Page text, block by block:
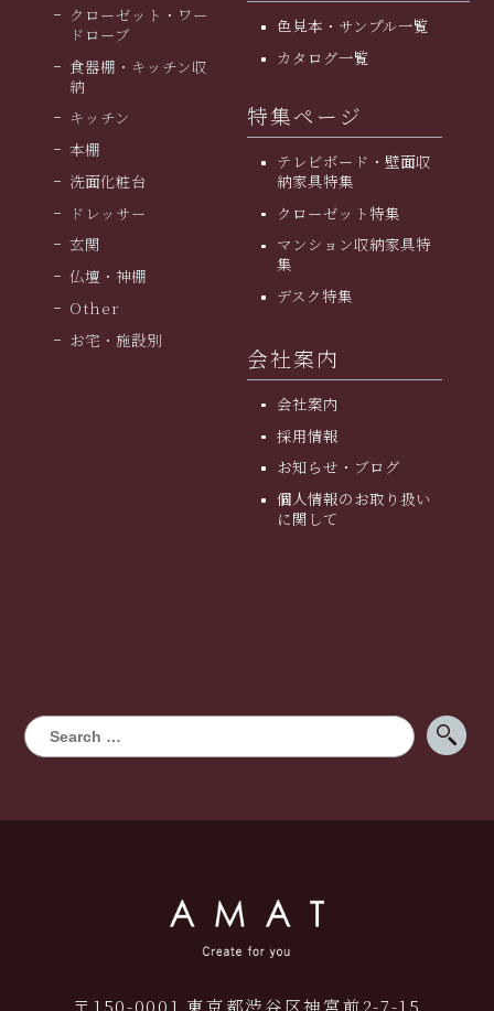
クローゼット・ワー
ドローブ
食器棚・キッチン収
納
キッチン
本棚
洗面化粧台
ドレッサー
玄関
仏壇・神棚
Other
お宅・施設別
色見本・サンプル一覧
カタログ一覧
特集ページ
テレビボード・壁面収
納家具特集
クローゼット特集
マンション収納家具特
集
デスク特集
会社案内
会社案内
採用情報
お知らせ・ブログ
個人情報のお取り扱い
に関して
〒150-0001 東京都渋谷区神宮前2-7-15